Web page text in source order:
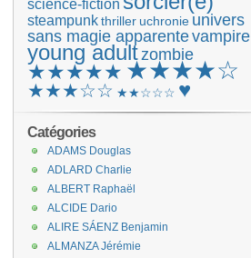
science-fiction
steampunkthriller uchronie univers
sans magie apparentevampire
young adultzombie
★★★★★ ★★★★☆
★★★☆☆ ★★☆☆☆ ♥
Catégories
ADAMS Douglas
ADLARD Charlie
ALBERT Raphaël
ALCIDE Dario
ALIRE SÁENZ Benjamin
ALMANZA Jérémie